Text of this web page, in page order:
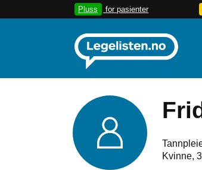
Pluss for pasienter
Kvinne,